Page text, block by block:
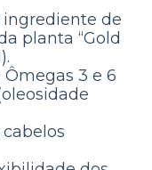
ingrediente de
planta “Gold
3 e 6